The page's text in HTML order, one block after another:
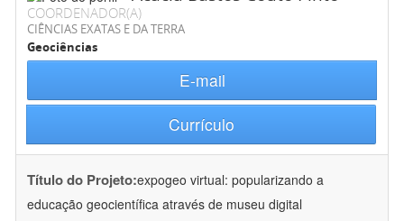
COORDENADOR(A)
CIÊNCIAS EXATAS E DA TERRA
Geociências
E-mail
Currículo
Título do Projeto:expogeo virtual: popularizando a
educação geocientífica através de museu digital